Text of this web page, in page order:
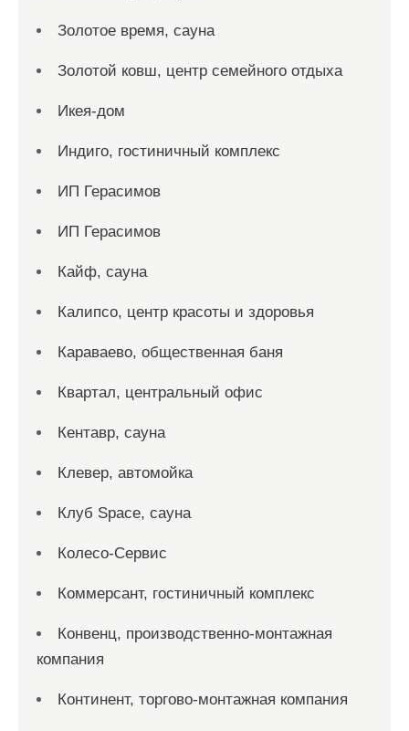
Золотое время, сауна
Золотой ковш, центр семейного отдыха
Икея-дом
Индиго, гостиничный комплекс
ИП Герасимов
ИП Герасимов
Кайф, сауна
Калипсо, центр красоты и здоровья
Караваево, общественная баня
Квартал, центральный офис
Кентавр, сауна
Клевер, автомойка
Клуб Space, сауна
Колесо-Сервис
Коммерсант, гостиничный комплекс
Конвенц, производственно-монтажная
компания
Континент, торгово-монтажная компания